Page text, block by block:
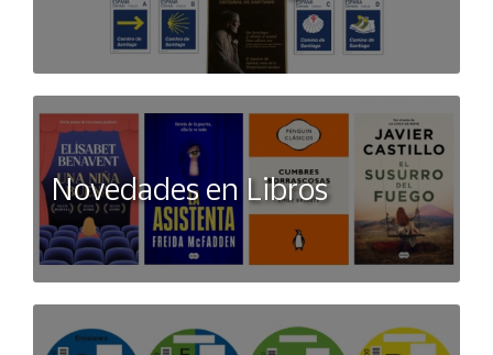
Novedades en Libros